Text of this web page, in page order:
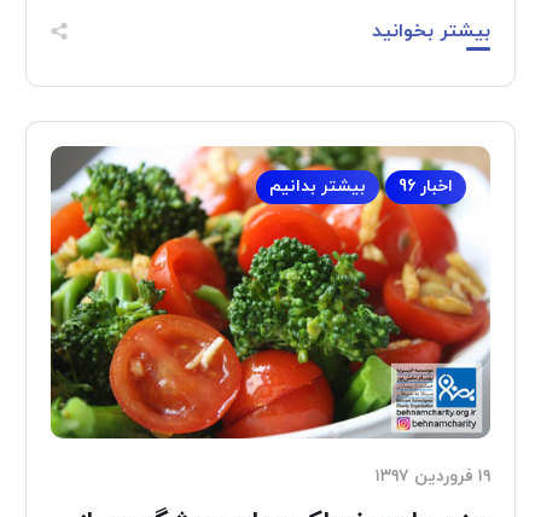
بیشتر بخوانید
اخبار 96 بیشتر بدانیم
۱۹ فروردین ۱۳۹۷